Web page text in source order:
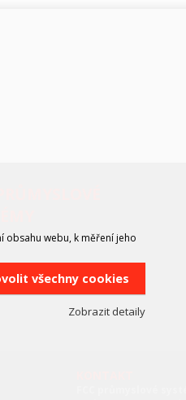
obsahu webu, k měření jeho
všechny cookies
Zobrazit detaily